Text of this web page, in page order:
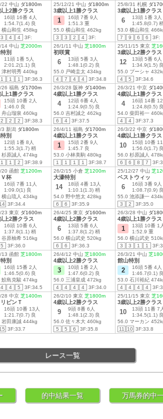
22 中山 ダ1800m
上2勝クラス
16頭 16番 4人
1:54.7(1.4) 良
横山和生 458kg
3 4 4 3F:
25/12/21 中山 ダ1800m
3歳以上1勝クラス
1
16頭 7番 9人
1:51.3 重
55.0 横山和生 462kg
3
3 2 4 3F:
25/8/31 札幌 ダ
3歳以上1勝クラス
6
13頭 1番 3人
1:45.8(0.7)
53.0 横山和生
7
9 6 6 3F:
14 中山 芝2000m
別
11頭 1番 5人
2:01.2(1.1) 良
津村明秀 440kg
1 1 1 3F:36.3
26/1/11 中山 芝1800m
初咲賞
6
13頭 5番 3人
1:48.1(0.2) 良
55.0 戸崎圭太 434kg
4
7 4 4 3F:34.8
25/11/15 東京 芝
3歳以上2勝クラス
12
13頭 5番 6人
1:34.9(1.5) 良
55.0 プーシャ
4
5 3F:34.6
26 福島 ダ1700m
上1勝クラス
15頭 10番 2人
1:46.0 良
舟山瑠泉 460kg
2 2 2 3F:38.3
26/3/28 阪神 ダ1400m
4歳以上1勝クラス
4
12頭 6番 4人
1:24.9(0.5) 良
56.0 吉村誠之 462kg
6
4 3F:37.5
26/3/21 中京 ダ
4歳以上1勝クラス
4
16頭 14番 12
1:24.8(0.5) 良
54.0 柴田裕一
4
4 3F:37.3
3 新潟 ダ1800m
別
12頭 1番 8人
1:55.3(1.7) 稍
杉原誠人 474kg
1 1 2 3F:38.9
26/4/11 福島 ダ1700m
4歳以上1勝クラス
1
15頭 2番 9人
1:45.7 良
53.0 小林美駒 480kg
1
1 1 1 3F:38.7
26/3/22 中京 ダ
4歳以上1勝クラス
10
15頭 10番 11
1:56.0(1.7) 良
56.0 杉原誠人
6
6 8 7
20 函館 芝1200m
Ｖ杯
16頭 7番 11人
1:09.0(1) 良
横山琉人 434kg
14 3F:34.4
26/2/15 小倉 芝1200m
大濠特別
14
18頭 4番 13人
1:10.1(1.3) 稍
54.0 野中悠太 428kg
6
6 3F:35.9
25/12/27 中山 芝
ベストウィッ
6
16頭 3番 9人
1:08.7(0.9) 良
55.0 池添謙一
3
2 3F:35.0
23 東京 ダ1600m
上2勝クラス
16頭 10番 6人
1:37.8(1.1) 稍
谷原柚希 516kg
5 3F:36.0
26/4/25 東京 ダ1600m
4歳以上2勝クラス
6
13頭 5番 6人
1:37.8(1.2) 稍
56.0 横山武史 520kg
6
6 3F:36.3
26/3/28 中山 ダ
4歳以上1勝クラス
1
13頭 10番 1人
1:52.9 重
56.0 横山武史
3
3 1 1
13 函館 芝1800m
別
16頭 15番 2人
1:46.5(0.6) 良
鮫島克駿 474kg
4 4 5 3F:34.5
26/4/12 中山 芝1800m
4歳以上2勝クラス
3
10頭 1番 2人
1:47.6(0.2) 良
56.0 三浦皇成 472kg
4
4 4 4 3F:34.0
26/3/21 中山 芝
館山特別
2
16頭 5番 4人
1:46.7(0.1) 良
53.0 石川裕紀
4
4 4 4
28 中京 芝1400m
ピンＴ
16頭 10番 13人
1:21.7(0.7) 良
岩田康誠 444kg
15 3F:33.7
26/2/10 東京 芝1800m
4歳以上2勝クラス
9
9頭 8番 6人
1:48.1(2.3) 良
56.0 佐々木大 460kg
5
5 6 3F:35.8
25/11/15 東京 芝
3歳以上2勝クラス
10
13頭 11番 7人
1:34.5(1.1) 良
56.0 マーカン
11
10 3F:33.8
レース一覧
的中結果一覧 万馬券的中